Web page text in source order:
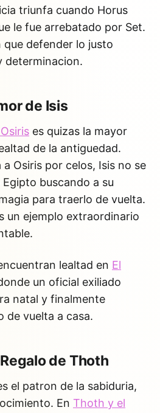
triunfa cuando Horus
le fue arrebatado por Set.
que defender lo justo
determinacion.
de Isis
es quizas la mayor
de la antiguedad.
a Osiris por celos, Isis no se
buscando a su
para traerlo de vuelta.
un ejemplo extraordinario
lealtad en El
un oficial exiliado
natal y finalmente
de vuelta a casa.
de Thoth
el patron de la sabiduria,
En Thoth y el